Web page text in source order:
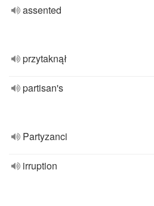
assented
przytaknął
partisan's
Partyzanci
irruption